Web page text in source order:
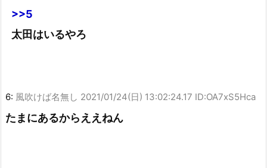
>>5
太田はいるやろ
6: 風吹けば名無し 2021/01/24(日) 13:02:24.17 ID:OA7xS5Hca
たまにあるからええねん